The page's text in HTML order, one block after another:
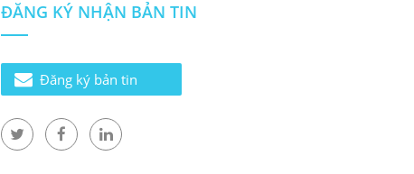
ĐĂNG KÝ NHẬN BẢN TIN
Đăng ký bản tin